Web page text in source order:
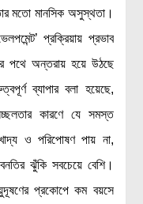
মতো মানসিক অসুস্থতা।
প্রক্রিয়ায় প্রভাব
পথে অন্তরায় হয়ে উঠছে
ব্যাপার বলা হয়েছে,
কারণে যে সমস্ত
ও পরিপোষণ পায় না,
ঝুঁকি সবচেয়ে বেশি।
প্রকোপে কম বয়সে